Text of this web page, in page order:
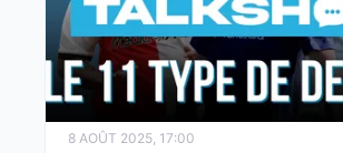
8 AOÛT 2025, 17:00